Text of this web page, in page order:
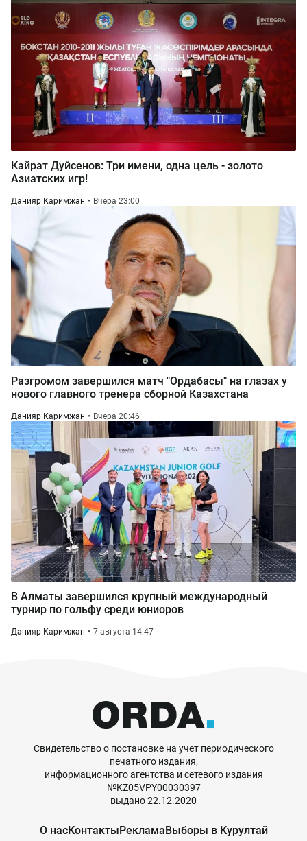
Кайрат Дуйсенов: Три имени, одна цель - золото
Азиатских игр!
Данияр Каримжан Вчера 23:00
Разгромом завершился матч "Ордабасы" на глазах у
нового главного тренера сборной Казахстана
Данияр Каримжан Вчера 20:46
В Алматы завершился крупный международный
турнир по гольфу среди юниоров
Данияр Каримжан 7 августа 14:47
Свидетельство о постановке на учет периодического
печатного издания,
информационного агентства и сетевого издания
№KZ05VPY00030397
выдано 22.12.2020
О насКонтактыРекламаВыборы в Курултай